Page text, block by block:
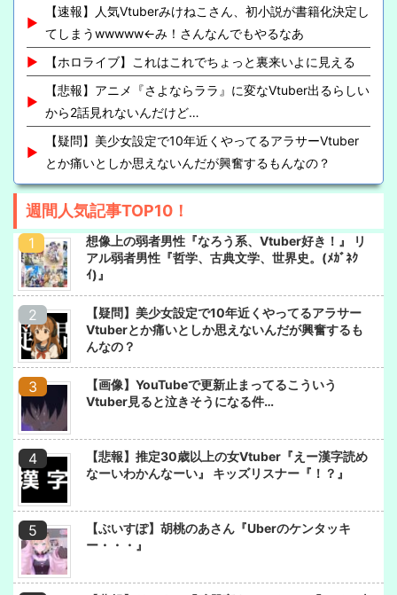
【速報】人気Vtuberみけねこさん、初小説が書籍化決定し
てしまうwwwww←み！さんなんでもやるなあ
【ホロライブ】これはこれでちょっと裏来いよに見える
【悲報】アニメ『さよならララ』に変なVtuber出るらしい
から2話見れないんだけど…
【疑問】美少女設定で10年近くやってるアラサーVtuber
とか痛いとしか思えないんだが興奮するもんなの？
週間人気記事TOP10！
想像上の弱者男性『なろう系、Vtuber好き！』 リ
アル弱者男性『哲学、古典文学、世界史。(ﾒｶﾞﾈｸ
ｲ)』
【疑問】美少女設定で10年近くやってるアラサー
Vtuberとか痛いとしか思えないんだが興奮するも
んなの？
【画像】YouTubeで更新止まってるこういう
Vtuber見ると泣きそうになる件…
【悲報】推定30歳以上の女Vtuber『えー漢字読め
なーいわかんなーい』 キッズリスナー『！？』
【ぶいすぽ】胡桃のあさん『Uberのケンタッキ
ー・・・』